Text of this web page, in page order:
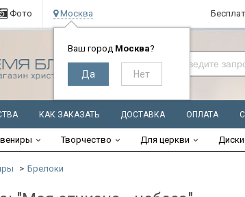
Фото Москва
Ваш город Москва?
КАК ЗАКАЗАТЬ ДОСТАВКА ОПЛАТА
Творчество Для церкви Диски
Брелоки